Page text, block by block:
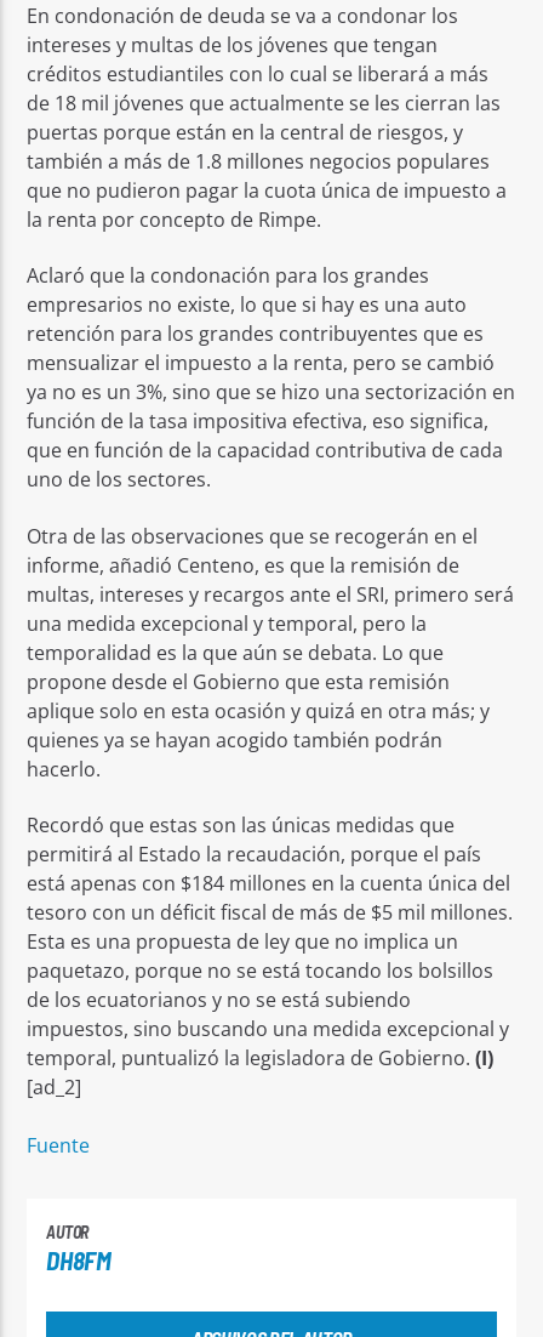
En condonación de deuda se va a condonar los
intereses y multas de los jóvenes que tengan
créditos estudiantiles con lo cual se liberará a más
de 18 mil jóvenes que actualmente se les cierran las
puertas porque están en la central de riesgos, y
también a más de 1.8 millones negocios populares
que no pudieron pagar la cuota única de impuesto a
la renta por concepto de Rimpe.
Aclaró que la condonación para los grandes
empresarios no existe, lo que si hay es una auto
retención para los grandes contribuyentes que es
mensualizar el impuesto a la renta, pero se cambió
ya no es un 3%, sino que se hizo una sectorización en
función de la tasa impositiva efectiva, eso significa,
que en función de la capacidad contributiva de cada
uno de los sectores.
Otra de las observaciones que se recogerán en el
informe, añadió Centeno, es que la remisión de
multas, intereses y recargos ante el SRI, primero será
una medida excepcional y temporal, pero la
temporalidad es la que aún se debata. Lo que
propone desde el Gobierno que esta remisión
aplique solo en esta ocasión y quizá en otra más; y
quienes ya se hayan acogido también podrán
hacerlo.
Recordó que estas son las únicas medidas que
permitirá al Estado la recaudación, porque el país
está apenas con $184 millones en la cuenta única del
tesoro con un déficit fiscal de más de $5 mil millones.
Esta es una propuesta de ley que no implica un
paquetazo, porque no se está tocando los bolsillos
de los ecuatorianos y no se está subiendo
impuestos, sino buscando una medida excepcional y
temporal, puntualizó la legisladora de Gobierno.(I)
[ad_2]
Fuente
AUTOR
DH8FM